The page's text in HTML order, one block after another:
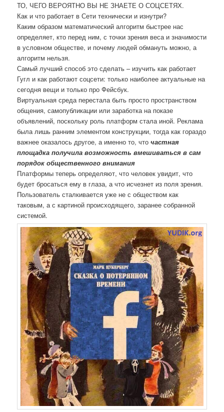
ТО, ЧЕГО ВЕРОЯТНО ВЫ НЕ ЗНАЕТЕ О СОЦСЕТЯХ.
Как и что работает в Сети технически и изнутри?
Каким образом математический алгоритм быстрее нас
определяет, кто перед ним, с точки зрения веса и значимости
в условном обществе, и почему людей обмануть можно, а
алгоритм нельзя.
Самый лучший способ это сделать – изучить как работает
Гугл и как работают соцсети: только наиболее актуальные на
сегодня вещи и только про Фейсбук.
Виртуальная среда перестала быть просто пространством
общения, самопубликации или заработка на показе
объявлений, поскольку роль платформ стала иной. Реклама
была лишь ранним элементом конструкции, тогда как гораздо
важнее оказалось другое, а именно то, чточастная
площадка получила возможность вмешиваться в сам
порядок общественного внимания
Платформы теперь определяют, что человек увидит, что
будет бросаться ему в глаза, а что исчезнет из поля зрения.
Пользователь сталкивается уже не с обществом как
таковым, а с картиной происходящего, заранее собранной
системой.